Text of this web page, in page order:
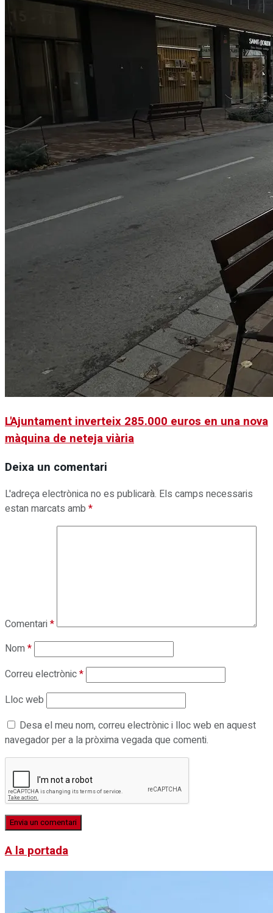
L'Ajuntament inverteix 285.000 euros en una nova
màquina de neteja viària
Deixa un comentari
L'adreça electrònica no es publicarà. Els camps necessaris
estan marcats amb *
Comentari*
Nom*
Correu electrònic*
Lloc web
Desa el meu nom, correu electrònic i lloc web en aquest
navegador per a la pròxima vegada que comenti.
A la portada